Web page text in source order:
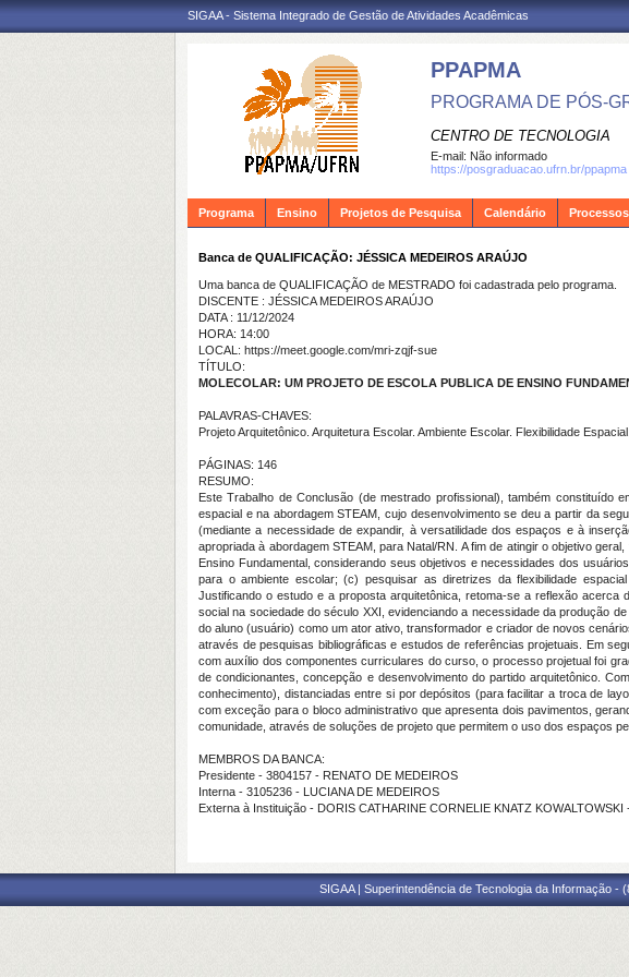
SIGAA - Sistema Integrado de Gestão de Atividades Acadêmicas
PPAPMA
PROGRAMA DE PÓS-
CENTRO DE TECNOLOGIA
E-mail: Não informado
https://posgraduacao.ufrn.br/ppapma
Programa Ensino Projetos de Pesquisa Calendário
Banca de QUALIFICAÇÃO: JÉSSICA MEDEIROS ARAÚJO
Uma banca de QUALIFICAÇÃO de MESTRADO foi cadastrada pelo programa.
DISCENTE : JÉSSICA MEDEIROS ARAÚJO
DATA : 11/12/2024
HORA: 14:00
LOCAL: https://meet.google.com/mri-zqjf-sue
TÍTULO:
MOLECOLAR: UM PROJETO DE ESCOLA PUBLICA DE ENSINO
PALAVRAS-CHAVES:
Projeto Arquitetônico. Arquitetura Escolar. Ambiente Escolar. Flexibilidade
PÁGINAS: 146
RESUMO:
Este Trabalho de Conclusão (de mestrado profissional), também constituído
espacial e na abordagem STEAM, cujo desenvolvimento se deu a partir da
(mediante a necessidade de expandir, à versatilidade dos espaços e à
apropriada à abordagem STEAM, para Natal/RN. A fim de atingir o objetivo
Ensino Fundamental, considerando seus objetivos e necessidades dos
para o ambiente escolar; (c) pesquisar as diretrizes da flexibilidade
Justificando o estudo e a proposta arquitetônica, retoma-se a reflexão
social na sociedade do século XXI, evidenciando a necessidade da produção
do aluno (usuário) como um ator ativo, transformador e criador de novos
através de pesquisas bibliográficas e estudos de referências projetuais. Em
com auxílio dos componentes curriculares do curso, o processo projetual foi
de condicionantes, concepção e desenvolvimento do partido arquitetônico.
conhecimento), distanciadas entre si por depósitos (para facilitar a troca de
com exceção para o bloco administrativo que apresenta dois pavimentos,
comunidade, através de soluções de projeto que permitem o uso dos espaços
MEMBROS DA BANCA:
Presidente - 3804157 - RENATO DE MEDEIROS
Interna - 3105236 - LUCIANA DE MEDEIROS
Externa à Instituição - DORIS CATHARINE CORNELIE KNATZ KOWALTOWSKI
SIGAA | Superintendência de Tecnologia da Informação